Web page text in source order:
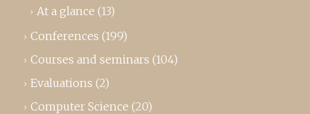
At a glance (13)
Conferences (199)
Courses and seminars (104)
Evaluations (2)
Computer Science (20)